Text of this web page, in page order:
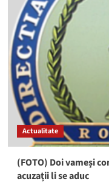
Mangalia
Limanu
rămân
fără
curent
electric
săptămâna
viitoare:
Programul
sistărilor
Actualitate
(FOTO) Doi vameși
acuzații li se aduc